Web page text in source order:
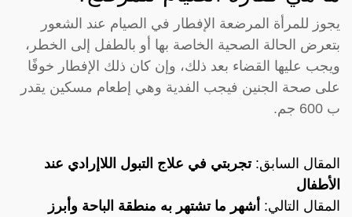
يجوز للمرأة المرضعة الإفطار في الصيام عند الشعور
بتعرض الحالة الصحية الخاصة بها أو بالطفل إلى الخطر،
ويجب عليها القضاء بعد ذلك، وإن كان ذلك الإفطار خوفًا
على صحة الجنين فيجب الفدية وهي إطعام مسكين يقدر
ب 600 جم.
المقال السابق:تجربتي في علاج التبول اللاإرادي عند
الأطفال
المقال التالي: أشهر ما تشتهر به منطقة الباحة وأبرز